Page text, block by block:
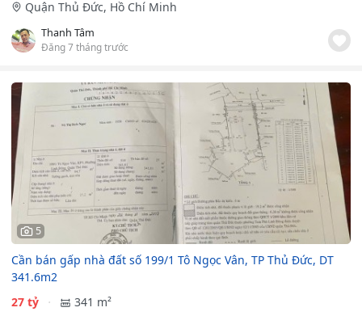
Quận Thủ Đức, Hồ Chí Minh
Thanh Tâm
Đăng 7 tháng trước
5
Cần bán gấp nhà đất số 199/1 Tô Ngọc Vân, TP Thủ Đức, DT
341.6m2
27 tỷ
341 m²